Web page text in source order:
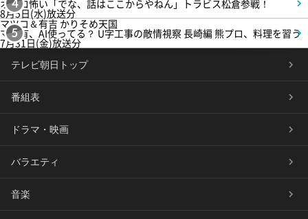
4
オモロ怖い「でな、話はここからやねん」トラビス松倉参戦！
8月5日(水)放送分
5
マツコ＆有吉 かりそめ天国
マツ有、AI使ってる？ U字工事の敵情視察 長崎編 熊プロ、料理を習う
7月31日(金)放送分
テレビ朝日トップ
番組表
ドラマ・映画
バラエティ
音楽